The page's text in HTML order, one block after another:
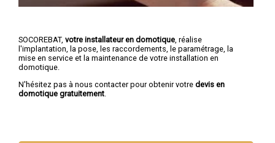
SOCOREBAT, votre installateur en domotique , réalise
l'implantation, la pose, les raccordements, le paramétrage, la
mise en service et la maintenance de votre installation en
domotique.
N'hésitez pas à nous contacter pour obtenir votre devis en
domotique gratuitement